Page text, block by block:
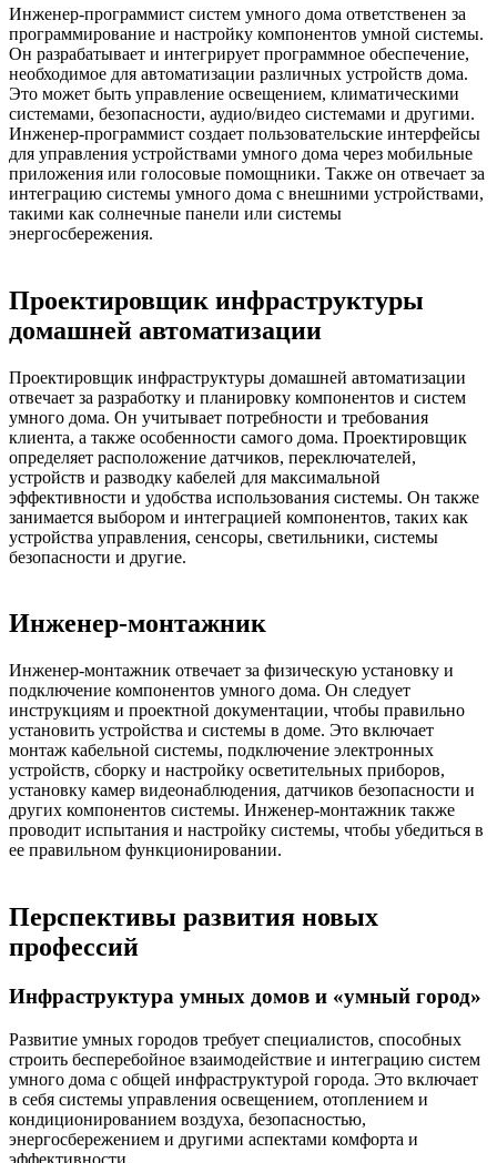
Инженер-программист систем умного дома ответственен за
программирование и настройку компонентов умной системы.
Он разрабатывает и интегрирует программное обеспечение,
необходимое для автоматизации различных устройств дома.
Это может быть управление освещением, климатическими
системами, безопасности, аудио/видео системами и другими.
Инженер-программист создает пользовательские интерфейсы
для управления устройствами умного дома через мобильные
приложения или голосовые помощники. Также он отвечает за
интеграцию системы умного дома с внешними устройствами,
такими как солнечные панели или системы
энергосбережения.
Проектировщик инфраструктуры
домашней автоматизации
Проектировщик инфраструктуры домашней автоматизации
отвечает за разработку и планировку компонентов и систем
умного дома. Он учитывает потребности и требования
клиента, а также особенности самого дома. Проектировщик
определяет расположение датчиков, переключателей,
устройств и разводку кабелей для максимальной
эффективности и удобства использования системы. Он также
занимается выбором и интеграцией компонентов, таких как
устройства управления, сенсоры, светильники, системы
безопасности и другие.
Инженер-монтажник
Инженер-монтажник отвечает за физическую установку и
подключение компонентов умного дома. Он следует
инструкциям и проектной документации, чтобы правильно
установить устройства и системы в доме. Это включает
монтаж кабельной системы, подключение электронных
устройств, сборку и настройку осветительных приборов,
установку камер видеонаблюдения, датчиков безопасности и
других компонентов системы. Инженер-монтажник также
проводит испытания и настройку системы, чтобы убедиться в
ее правильном функционировании.
Перспективы развития новых
профессий
Инфраструктура умных домов и «умный город»
Развитие умных городов требует специалистов, способных
строить бесперебойное взаимодействие и интеграцию систем
умного дома с общей инфраструктурой города. Это включает
в себя системы управления освещением, отоплением и
кондиционированием воздуха, безопасностью,
энергосбережением и другими аспектами комфорта и
эффективности.